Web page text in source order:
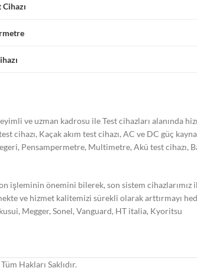
ve uzman kadrosu ile Test cihazları alanında
cihazı, Kaçak akım test cihazı, AC ve DC güç
Pensampermetre, Multimetre, Akü test cihazı,
işleminin önemini bilerek, son sistem cihazlarımız
ve hizmet kalitemizi sürekli olarak arttırmayı
Megger, Sonel, Vanguard, HT italia, Kyoritsu
Hakları Saklıdır.